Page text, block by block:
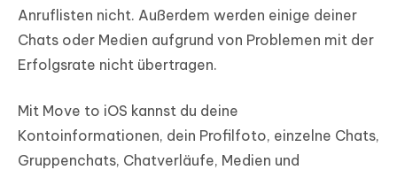
Anruflisten nicht. Außerdem werden einige deiner
Chats oder Medien aufgrund von Problemen mit der
Erfolgsrate nicht übertragen.
Mit Move to iOS kannst du deine
Kontoinformationen, dein Profilfoto, einzelne Chats,
Gruppenchats, Chatverläufe, Medien und